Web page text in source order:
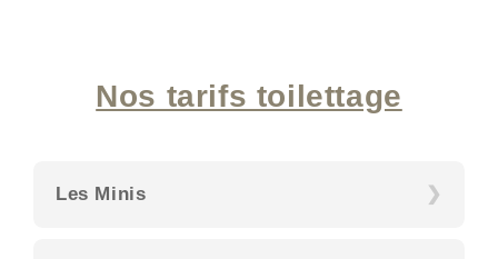
Nos tarifs toilettage
Les Minis